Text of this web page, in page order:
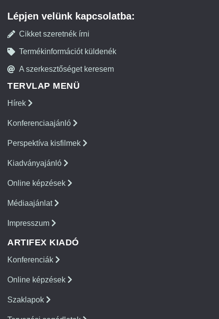
Lépjen velünk kapcsolatba:
Cikket szeretnék írni
Termékinformációt küldenék
A szerkesztőséget keresem
TERVLAP MENÜ
Hírek
Konferenciaajánló
Perspektíva kisfilmek
Kiadványajánló
Online képzések
Médiaajánlat
Impresszum
ARTIFEX KIADÓ
Konferenciák
Online képzések
Szaklapok